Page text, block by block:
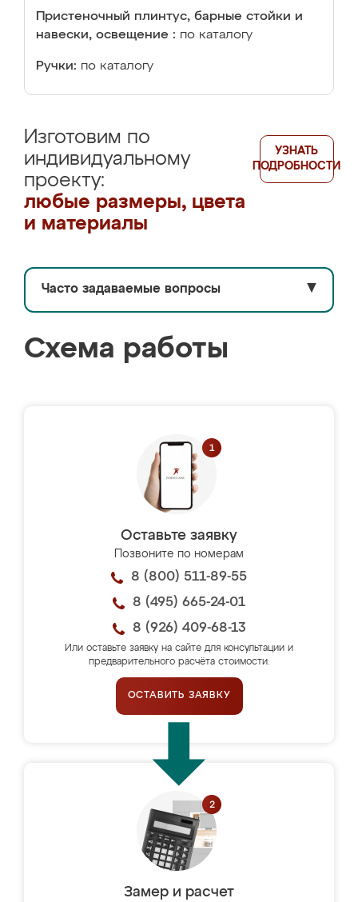
Пристеночный плинтус, барные стойки и
навески, освещение : по каталогу
Ручки: по каталогу
Изготовим по
индивидуальному
проекту:
любые размеры, цвета
и материалы
УЗНАТЬ
ПОДРОБНОСТИ
Часто задаваемые вопросы ▼
Схема работы
Оставьте заявку
Позвоните по номерам
8 (800) 511-89-55
8 (495) 665-24-01
8 (926) 409-68-13
Или оставьте заявку на сайте для консультации и
предварительного расчёта стоимости.
ОСТАВИТЬ ЗАЯВКУ
Замер и расчет